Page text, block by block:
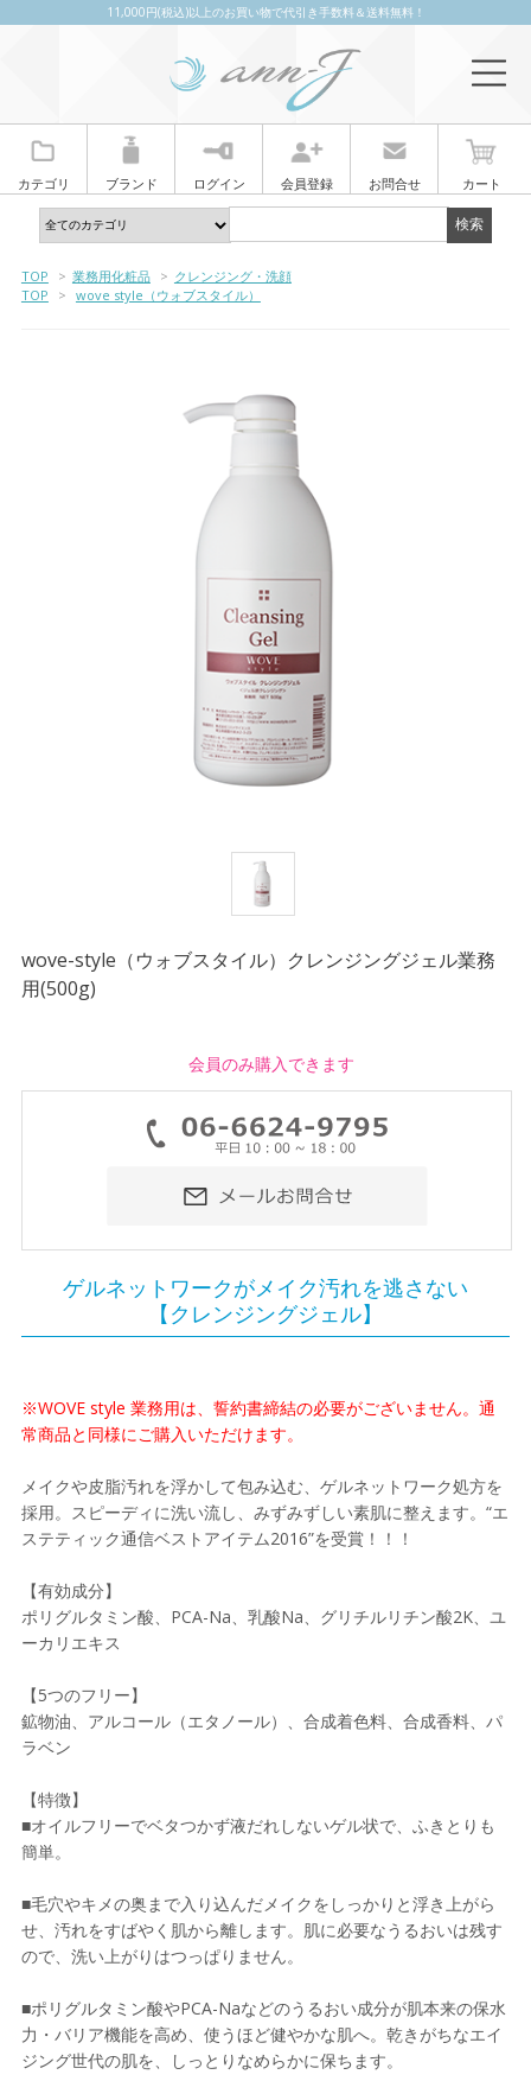
11,000円(税込)以上のお買い物で代引き手数料＆送料無料！
カテゴリ ブランド ログイン 会員登録 お問合せ カート
TOP > 業務用化粧品 > クレンジング・洗顔
TOP
> wove style（ウォブスタイル）
wove-style（ウォブスタイル）クレンジングジェル業務
用(500g)
会員のみ購入できます
ゲルネットワークがメイク汚れを逃さない
【クレンジングジェル】
※WOVE style 業務用は、誓約書締結の必要がございません。通
常商品と同様にご購入いただけます。
メイクや皮脂汚れを浮かして包み込む、ゲルネットワーク処方を
採用。スピーディに洗い流し、みずみずしい素肌に整えます。“エ
ステティック通信ベストアイテム2016”を受賞！！！
【有効成分】
ポリグルタミン酸、PCA-Na、乳酸Na、グリチルリチン酸2K、ユ
ーカリエキス
【5つのフリー】
鉱物油、アルコール（エタノール）、合成着色料、合成香料、パ
ラベン
【特徴】
■オイルフリーでベタつかず液だれしないゲル状で、ふきとりも
簡単。
■毛穴やキメの奥まで入り込んだメイクをしっかりと浮き上がら
せ、汚れをすばやく肌から離します。肌に必要なうるおいは残す
ので、洗い上がりはつっぱりません。
■ポリグルタミン酸やPCA-Naなどのうるおい成分が肌本来の保水
力・バリア機能を高め、使うほど健やかな肌へ。乾きがちなエイ
ジング世代の肌を、しっとりなめらかに保ちます。